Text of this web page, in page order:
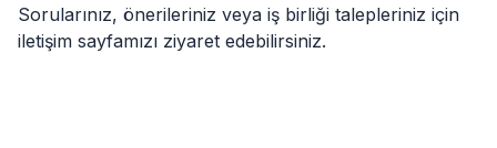
Sorularınız, önerileriniz veya iş birliği talepleriniz için
iletişim sayfamızı ziyaret edebilirsiniz.